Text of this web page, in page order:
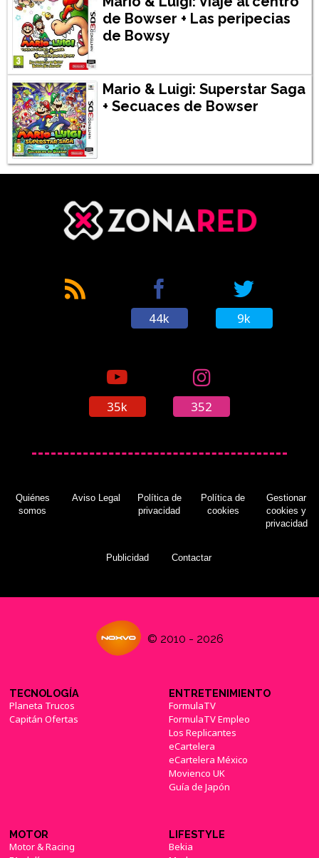
de Bowser + Las peripecias
de Bowsy
Mario & Luigi: Superstar Saga
+ Secuaces de Bowser
44k 9k
35k 352
Quiénes
somos
Aviso Legal
Política de
privacidad
Política de
cookies
Gestionar
cookies y
privacidad
Publicidad Contactar
© 2010 - 2026
TECNOLOGÍA
Planeta Trucos
Capitán Ofertas
ENTRETENIMIENTO
FormulaTV
FormulaTV Empleo
Los Replicantes
eCartelera
eCartelera México
Movienco UK
Guía de Japón
MOTOR
Motor & Racing
LIFESTYLE
Bekia